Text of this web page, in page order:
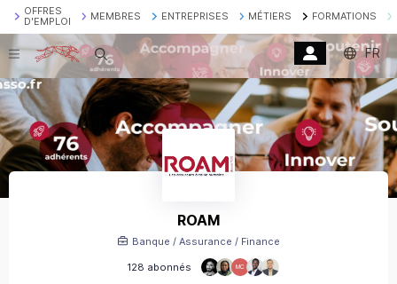
OFFRES
D'EMPLOI
MEMBRES ENTREPRISES MÉTIERS FORMATIONS
Recherche FR
ROAM
128 abonnés MC
Banque / Assurance / Finance